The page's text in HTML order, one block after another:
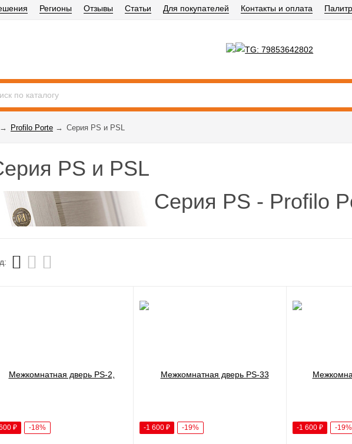
Регионы Отзывы Статьи Для покупателей Контакты и оплата
→ Profilo Porte → Серия PS и PSL
PS и PSL
Серия PS - Profilo
₽ -18% -1 600 ₽ -19% -1 600 ₽ -19%